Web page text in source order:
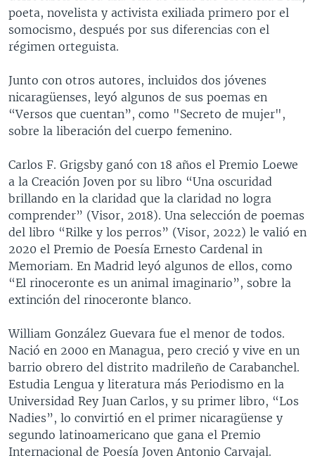
poeta, novelista y activista exiliada primero por el
somocismo, después por sus diferencias con el
régimen orteguista.
Junto con otros autores, incluidos dos jóvenes
nicaragüenses, leyó algunos de sus poemas en
“Versos que cuentan”, como "Secreto de mujer",
sobre la liberación del cuerpo femenino.
Carlos F. Grigsby ganó con 18 años el Premio Loewe
a la Creación Joven por su libro “Una oscuridad
brillando en la claridad que la claridad no logra
comprender” (Visor, 2018). Una selección de poemas
del libro “Rilke y los perros” (Visor, 2022) le valió en
2020 el Premio de Poesía Ernesto Cardenal in
Memoriam. En Madrid leyó algunos de ellos, como
“El rinoceronte es un animal imaginario”, sobre la
extinción del rinoceronte blanco.
William González Guevara fue el menor de todos.
Nació en 2000 en Managua, pero creció y vive en un
barrio obrero del distrito madrileño de Carabanchel.
Estudia Lengua y literatura más Periodismo en la
Universidad Rey Juan Carlos, y su primer libro, “Los
Nadies”, lo convirtió en el primer nicaragüense y
segundo latinoamericano que gana el Premio
Internacional de Poesía Joven Antonio Carvajal.